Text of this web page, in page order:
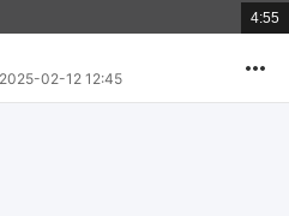
總
共
4:55
2025-02-12 12:45